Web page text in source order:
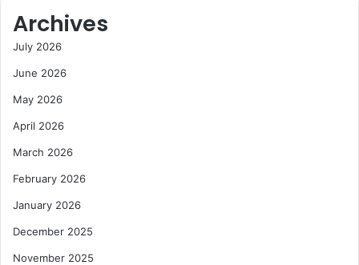
Archives
July 2026
June 2026
May 2026
April 2026
March 2026
February 2026
January 2026
December 2025
November 2025